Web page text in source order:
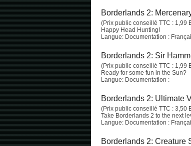
Borderlands 2:
(Prix public conseillé TTC : 1,99
Happy Head Hunting!
Langue: Documentation :
Borderlands 2: Sir
(Prix public conseillé TTC : 1,99
Ready for some fun in the Sun?
Langue: Documentation :
Borderlands 2: Ultimate
(Prix public conseillé TTC : 3,50
Take Borderlands 2 to the next
Langue: Documentation :
Borderlands 2: Creature